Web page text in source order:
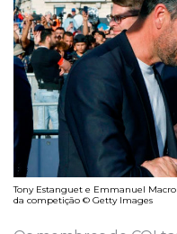
Tony Estanguet e Emmanuel
da competição © Getty Images